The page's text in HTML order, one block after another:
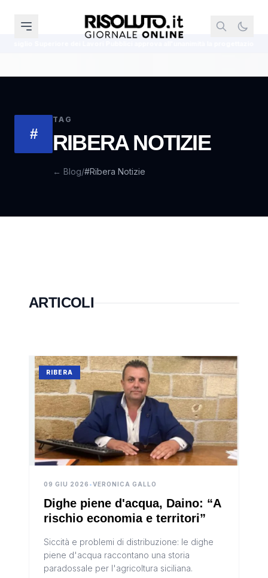
#
TAG
RIBERA NOTIZIE
← Blog/#Ribera Notizie
ARTICOLI
RIBERA
09 GIU 2026 •VERONICA GALLO
Dighe piene d'acqua, Daino: “A
rischio economia e territori”
Siccità e problemi di distribuzione: le dighe
piene d'acqua raccontano una storia
paradossale per l'agricoltura siciliana.